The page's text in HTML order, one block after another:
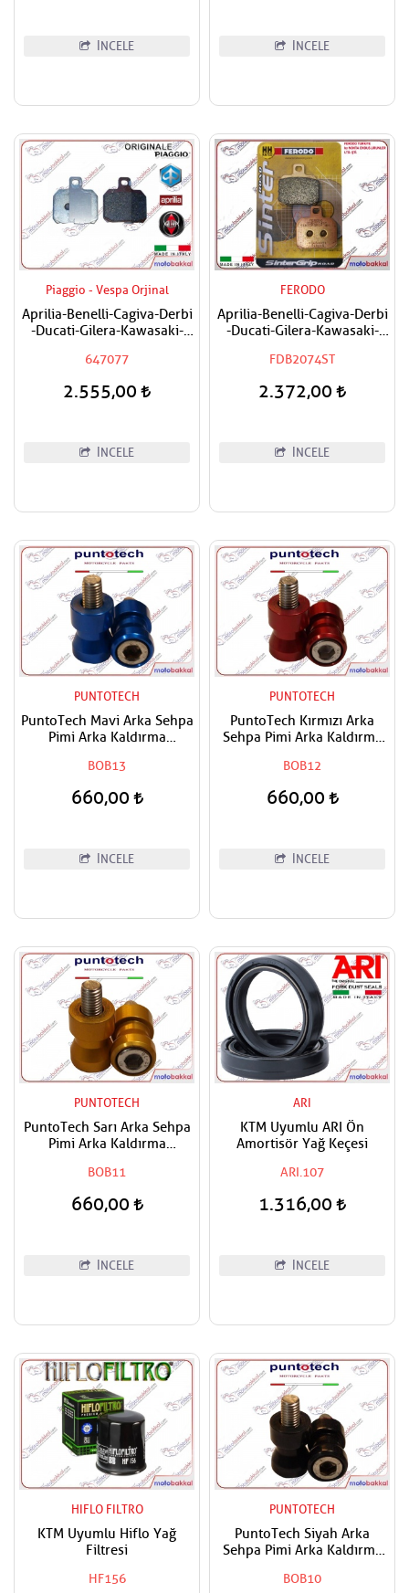
İNCELE İNCELE
Piaggio - Vespa Orjinal
Aprilia-Benelli-Cagiva-Derbi
-Ducati-Gilera-Kawasaki-
Piaggio (Aprilia-Gilera-
Balatası
647077
2.555,00
İNCELE
FERODO
Aprilia-Benelli-Cagiva-Derbi
-Ducati-Gilera-Kawasaki-
Piaggio Uyumlu FERODO
FDB2074ST
2.372,00
İNCELE
PUNTOTECH
PuntoTech Mavi Arka Sehpa
Pimi Arka Kaldırma
Sliders M10
BOB13
660,00
İNCELE
PUNTOTECH
PuntoTech Kırmızı Arka
Sehpa Pimi Arka Kaldırma
Sliders M10
BOB12
660,00
İNCELE
PUNTOTECH
PuntoTech Sarı Arka Sehpa
Pimi Arka Kaldırma
Sliders M10
BOB11
660,00
İNCELE
ARI
KTM Uyumlu ARI Ön
Amortisör Yağ Keçesi
ARI.107
1.316,00
İNCELE
HIFLO FILTRO
KTM Uyumlu Hiflo Yağ
Filtresi
HF156
PUNTOTECH
PuntoTech Siyah Arka
Sehpa Pimi Arka Kaldırma
Sliders M10
BOB10